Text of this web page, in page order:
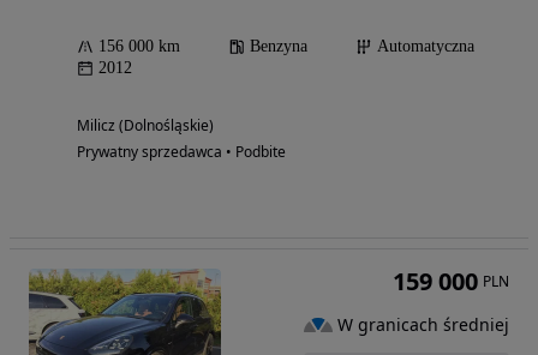
156 000 km Benzyna
Automatyczna
2012
Milicz (Dolnośląskie)
Prywatny sprzedawca • Podbite
159 000 PLN
W granicach średniej